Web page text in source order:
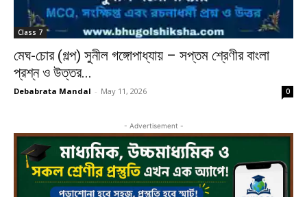
Class 7
মেঘ-চোর (গল্প) সুনীল গঙ্গোপাধ্যায় – সপ্তম শ্রেণীর বাংলা
প্রশ্ন ও উত্তর...
Debabrata Mandal - May 11, 2026 0
- Advertisement -